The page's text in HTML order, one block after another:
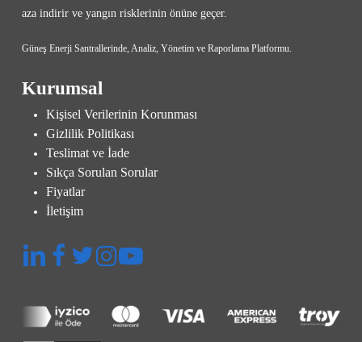
aza indirir ve yangın risklerinin önüne geçer.
Güneş Enerji Santrallerinde, Analiz, Yönetim ve Raporlama Platformu.
Kurumsal
Kişisel Verilerinin Korunması
Gizlilik Politikası
Teslimat ve İade
Sıkça Sorulan Sorular
Fiyatlar
İletişim